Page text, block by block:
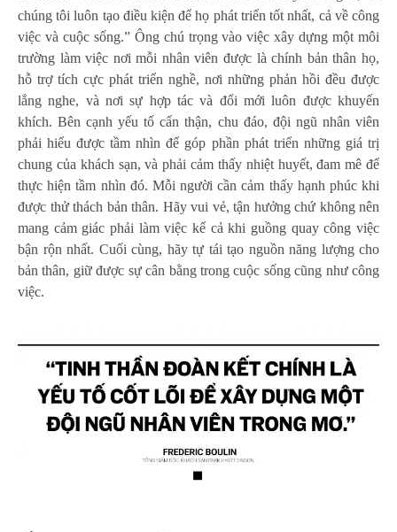
chúng tôi luôn tạo điều kiện để họ phát triển tốt nhất, cả về công
việc và cuộc sống.” Ông chú trọng vào việc xây dựng một môi
trường làm việc nơi mỗi nhân viên được là chính bản thân họ,
hỗ trợ tích cực phát triển nghề, nơi những phản hồi đều được
lắng nghe, và nơi sự hợp tác và đổi mới luôn được khuyến
khích. Bên cạnh yếu tố cẩn thận, chu đáo, đội ngũ nhân viên
phải hiểu được tầm nhìn để góp phần phát triển những giá trị
chung của khách sạn, và phải cảm thấy nhiệt huyết, đam mê để
thực hiện tầm nhìn đó. Mỗi người cần cảm thấy hạnh phúc khi
được thử thách bản thân. Hãy vui vẻ, tận hưởng chứ không nên
mang cảm giác phải làm việc kể cả khi guồng quay công việc
bận rộn nhất. Cuối cùng, hãy tự tái tạo nguồn năng lượng cho
bản thân, giữ được sự cân bằng trong cuộc sống cũng như công
việc.